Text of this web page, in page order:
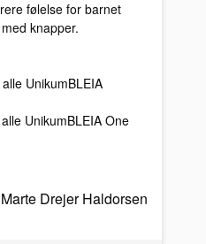
følelse for barnet
knapper.
UnikumBLEIA
UnikumBLEIA One
Drejer Haldorsen